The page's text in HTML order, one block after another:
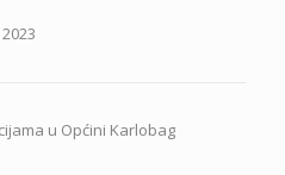
u Općini Karlobag